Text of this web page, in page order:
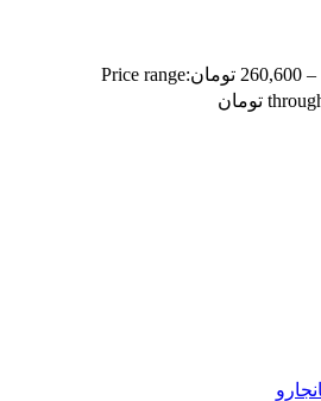
–
260,600 تومانPrice range: